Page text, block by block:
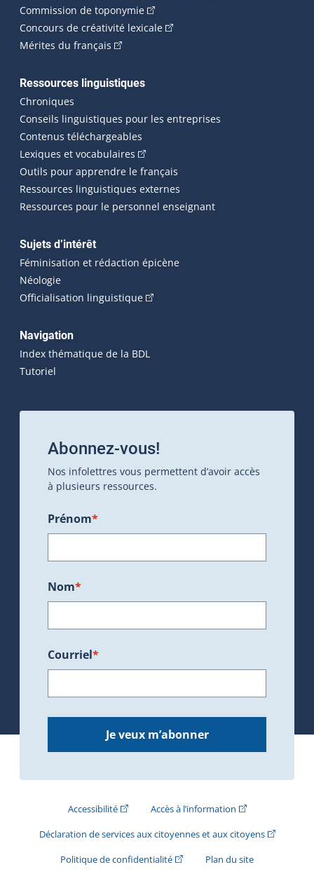
Commission de toponymie(Cet hyperlien externe s'ouvrira
Concours de créativité lexicale(Cet hyperlien externe
Mérites du français (Cet hyperlien externe s'ouvrira dans une
Ressources linguistiques
Chroniques
Conseils linguistiques pour les entreprises
Contenus téléchargeables
Lexiques et vocabulaires (Cet hyperlien externe s'ouvrira
Outils pour apprendre le français
Ressources linguistiques externes
Ressources pour le personnel enseignant
Sujets d’intérêt
Féminisation et rédaction épicène
Néologie
Officialisation linguistique(Cet hyperlien externe s'ouvrira
Navigation
Index thématique de la BDL
Tutoriel
Abonnez-vous!
Nos infolettres vous permettent d’avoir accès
à plusieurs ressources.
Prénom*
Nom*
Courriel*
Je veux m’abonner
Accessibilité(Cet hyperlien externe s'ouvrira dans une
Accès à l’information(Cet hyperlien
Déclaration de services aux citoyennes et aux citoyens(Cet
Politique de confidentialité(Cet hyperlien externe s'ouvrira
Plan du site